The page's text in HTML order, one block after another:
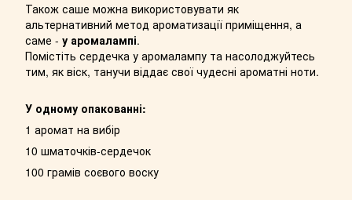
Також саше можна використовувати як
альтернативний метод ароматизації приміщення, а
саме - у аромалампі.
Помістіть сердечка у аромалампу та насолоджуйтесь
тим, як віск, танучи віддає свої чудесні ароматні ноти.
У одному опакованні:
1 аромат на вибір
10 шматочків-сердечок
100 грамів соєвого воску